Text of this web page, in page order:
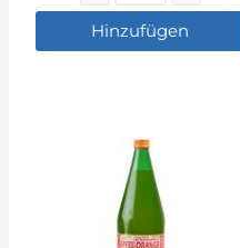
Hinzufügen